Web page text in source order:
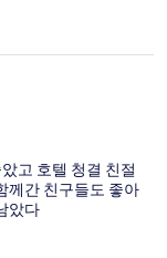
고 호텔 청결 친절
께간 친구들도 좋아
았다